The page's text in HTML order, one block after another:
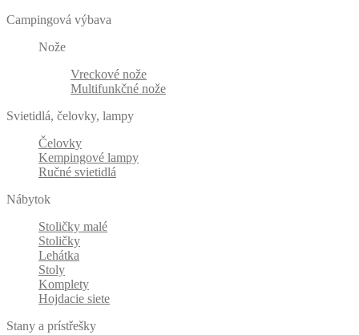
Campingová výbava
Nože
Vreckové nože
Multifunkčné nože
Svietidlá, čelovky, lampy
Čelovky
Kempingové lampy
Ručné svietidlá
Nábytok
Stoličky malé
Stoličky
Lehátka
Stoly
Komplety
Hojdacie siete
Stany a prístřešky